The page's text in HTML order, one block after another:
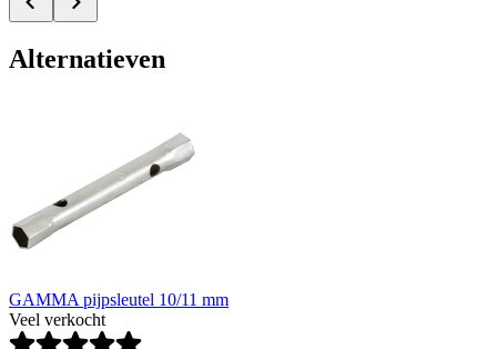
Alternatieven
GAMMA pijpsleutel 10/11 mm
Veel verkocht